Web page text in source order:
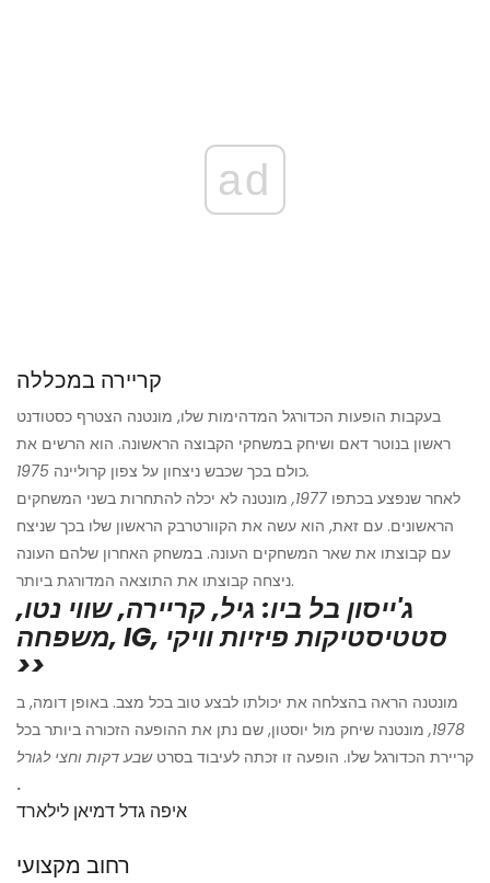
ad
קריירה במכללה
בעקבות הופעות הכדורגל המדהימות שלו, מונטנה הצטרף כסטודנט
ראשון בנוטר דאם ושיחק במשחקי הקבוצה הראשונה. הוא הרשים את
כולם בכך שכבש ניצחון על צפון קרוליינה1975.
לאחר שנפצע בכתפו 1977, מונטנה לא יכלה להתחרות בשני המשחקים
הראשונים. עם זאת, הוא עשה את הקוורטרבק הראשון שלו בכך שניצח
עם קבוצתו את שאר המשחקים העונה. במשחק האחרון שלהם העונה
ניצחה קבוצתו את התוצאה המדורגת ביותר.
ג'ייסון בל ביו: גיל, קריירה, שווי נטו,
משפחה, IG, סטטיסטיקות פיזיות וויקי
>>
מונטנה הראה בהצלחה את יכולתו לבצע טוב בכל מצב. באופן דומה, ב
1978, מונטנה שיחק מול יוסטון, שם נתן את ההופעה הזכורה ביותר בכל
קריירת הכדורגל שלו. הופעה זו זכתה לעיבוד בסרטשבע דקות וחצי לגורל
.
איפה גדל דמיאן לילארד
רחוב מקצועי